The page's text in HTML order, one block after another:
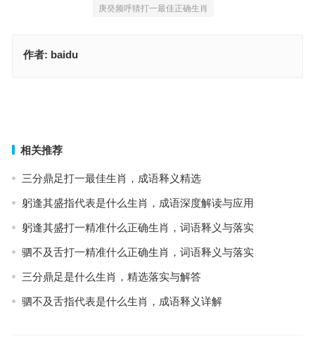
庚癸频呼猜打一最佳正确生肖
作者: baidu
相关推荐
三分鼎足打一最佳生肖，成语释义精选
躬逢其盛指代表是什么生肖，成语深度解读与应用
躬逢其盛打一精准什么正确生肖，词语释义与落实
驷不及舌打一精准什么正确生肖，词语释义与落实
三分鼎足是什么生肖，精选落实与解答
驷不及舌指代表是什么生肖，成语释义详解